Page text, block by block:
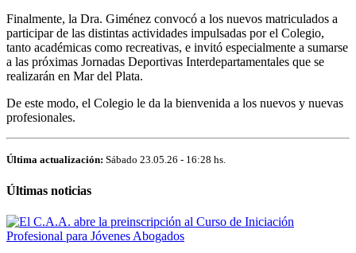
Finalmente, la Dra. Giménez convocó a los nuevos matriculados a
participar de las distintas actividades impulsadas por el Colegio,
tanto académicas como recreativas, e invitó especialmente a sumarse
a las próximas Jornadas Deportivas Interdepartamentales que se
realizarán en Mar del Plata.
De este modo, el Colegio le da la bienvenida a los nuevos y nuevas
profesionales.
Última actualización: Sábado 23.05.26 - 16:28 hs.
Últimas noticias